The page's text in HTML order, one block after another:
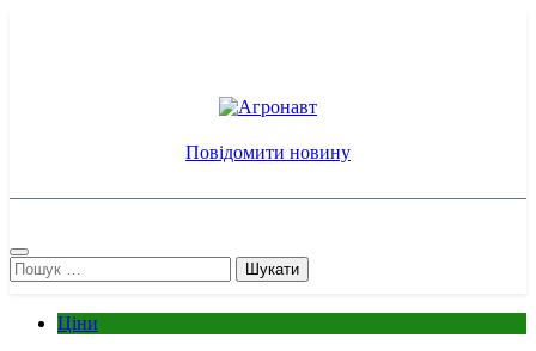
Агронавт
Новини українського агробізнесу
Повідомити новину
Пошук:
Ціни